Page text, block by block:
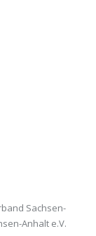
Sachsen-
Anhalt e.V.